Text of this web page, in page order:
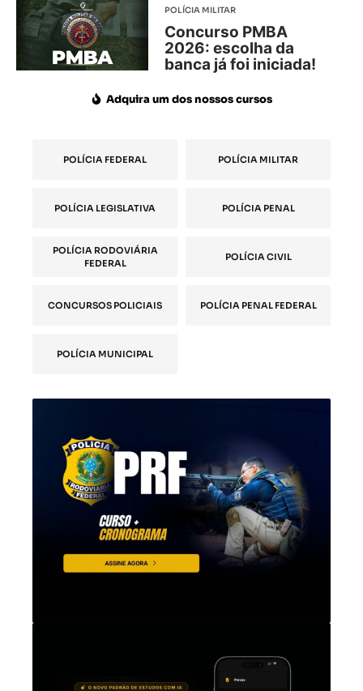
POLÍCIA MILITAR
Concurso PMBA
2026: escolha da
banca já foi iniciada!
Adquira um dos nossos cursos
POLÍCIA FEDERAL POLÍCIA MILITAR
POLÍCIA LEGISLATIVA POLÍCIA PENAL
POLÍCIA RODOVIÁRIA
FEDERAL
POLÍCIA CIVIL
CONCURSOS POLICIAIS POLÍCIA PENAL FEDERAL
POLÍCIA MUNICIPAL